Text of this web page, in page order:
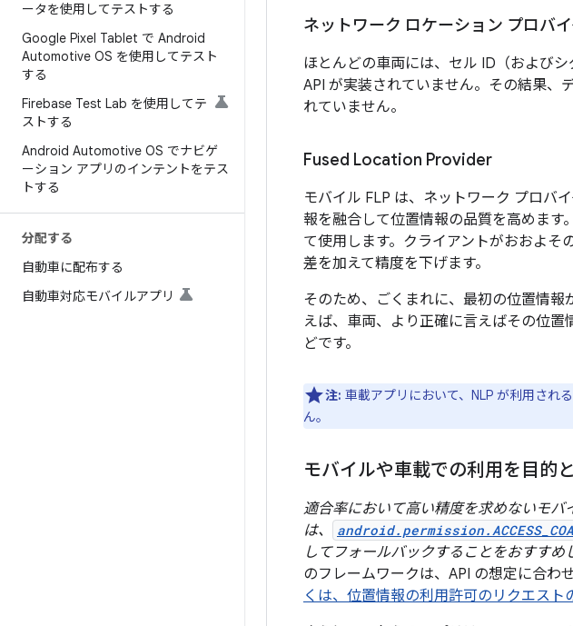
ータを使用してテストする
Google Pixel Tablet で Android
Automotive OS を使用してテスト
する
Firebase Test Lab を使用してテ
ストする
Android Automotive OS でナビゲ
ーション アプリのインテントをテス
トする
分配する
自動車に配布する
自動車対応モバイルアプリ
ネットワーク ロケーション プロバイ
ほとんどの車両には、セル ID（および
API が実装されていません。その結果、
れていません。
Fused Location Provider
モバイル FLP は、ネットワーク プロバ
報を融合して位置情報の品質を高めます
て使用します。クライアントがおおよそ
差を加えて精度を下げます。
そのため、ごくまれに、最初の位置情報
えば、車両、より正確に言えばその位
どです。
注: 車載アプリにおいて、NLP が利用され
ん。
モバイルや車載での利用を目的
適合率において高い精度を求めないモ
は、
してフォールバックすることをおすすめ
のフレームワークは、API の想定に合わ
くは、 位置情報の利用許可のリクエスト